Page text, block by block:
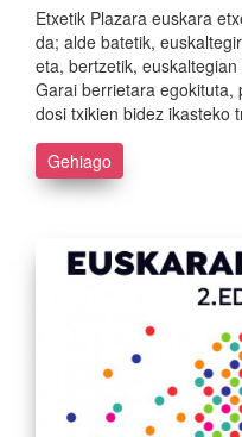
Etxetik Plazara euskara
da; alde batetik,
eta, bertzetik,
Garai berrietara egokituta,
dosi txikien bidez ikasteko
Gehiago